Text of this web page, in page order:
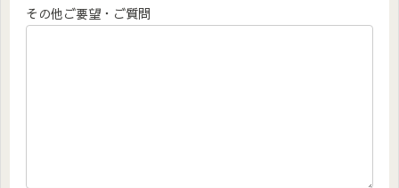
その他ご要望・ご質問